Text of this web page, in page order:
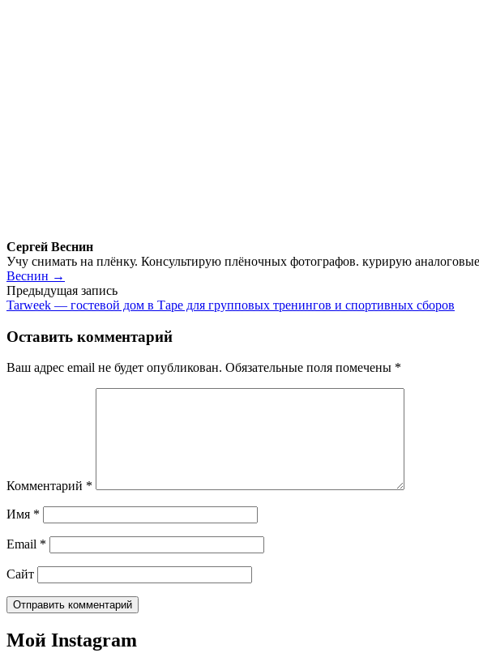
Сергей Веснин
Учу снимать на плёнку. Консультирую плёночных фотографов. курирую
Веснин →
Навигация
по
записям
Предыдущая запись
Tarweek — гостевой дом в Таре для групповых тренингов и спортивных сборов
Оставить комментарий
Ваш адрес email не будет опубликован. Обязательные поля помечены *
Комментарий *
Имя *
Email *
Сайт
Мой Instagram